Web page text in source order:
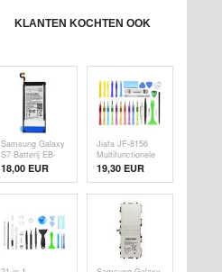
KLANTEN KOCHTEN OOK
Samsung Galaxy
S7 Batterij EB-
BG930ABE -
3000mAh - Li-Ion
18,00 EUR
Jiafa JF-8156
Multifunctionele
professionele
openingsgereedschapset
29-in-1
19,30 EUR